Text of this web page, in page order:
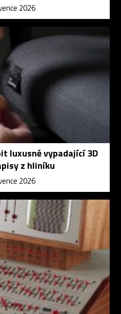
2026
luxusně vypadající 3D
z hliníku
2026